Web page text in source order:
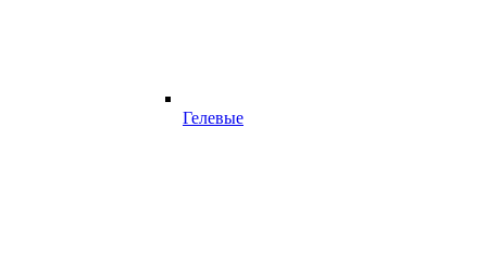
Гелевые